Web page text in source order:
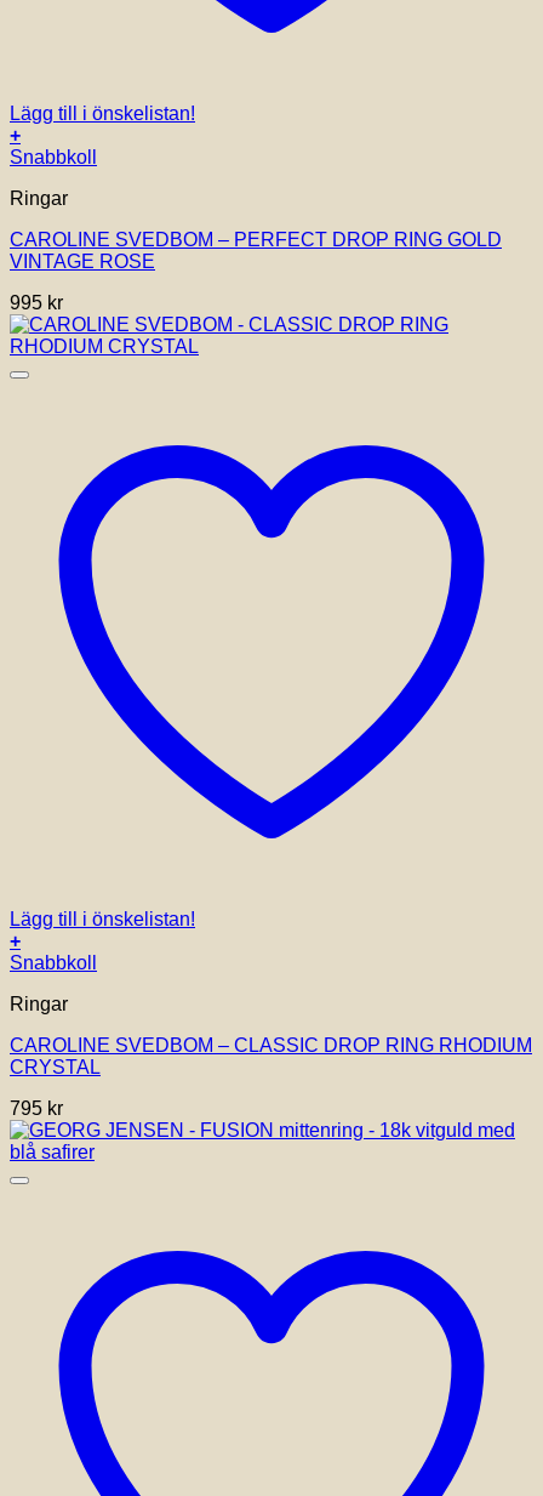
Lägg till i önskelistan!
+
Snabbkoll
Ringar
CAROLINE SVEDBOM – PERFECT DROP RING GOLD
VINTAGE ROSE
995 kr
Lägg till i önskelistan!
+
Snabbkoll
Ringar
CAROLINE SVEDBOM – CLASSIC DROP RING RHODIUM
CRYSTAL
795 kr